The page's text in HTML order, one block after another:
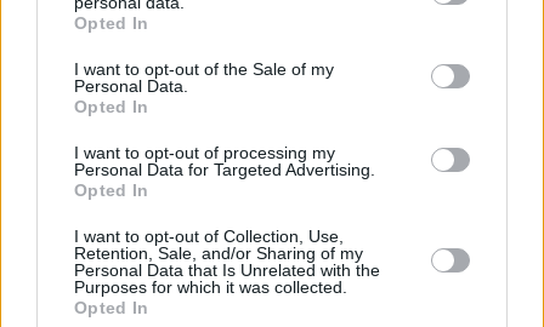
grant or deny consent to Google and its third-party tags to
use your data for below specified purposes in below Google
consent section.
Opted In
I want to opt-out of the Sale of my
Personal Data.
Opted In
I want to opt-out of processing my
Personal Data for Targeted Advertising.
Opted In
I want to opt-out of Collection, Use,
Retention, Sale, and/or Sharing of my
Personal Data that Is Unrelated with the
Purposes for which it was collected.
Opted In
Κωστας
Κοντη η μνημη..Τον ΕΝΦΙΑ τον ειχε ψηφίσει με
τα δυο χερια και τον διατηρεί ακομα η ΝΔ
ΌΝΟΜΑ *